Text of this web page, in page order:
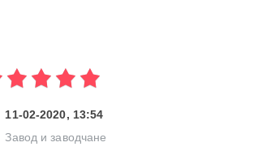
11-02-2020, 13:54
Завод и заводчане